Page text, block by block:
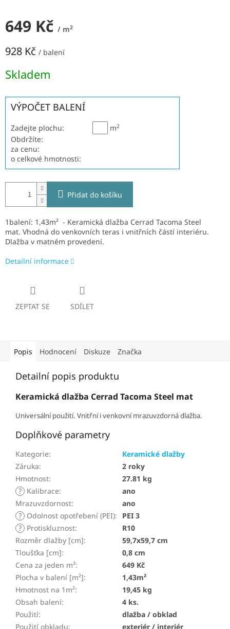
Přihlášení
649 Kč / m2
928 Kč / balení
cena:
Skladem
VÝPOČET BALENÍ
Zadejte plochu: m2
Obdržíte:
za cenu:
o celkové hmotnosti:
Přidat do košíku
1balení: 1,43m² - Keramická dlažba Cerrad Tacoma Steel
mat. Vhodná do venkovních teras i vnitřních částí interiéru.
Dlažba v matném provedení.
Detailní informace
ZEPTAT SE SDÍLET
Popis Hodnocení Diskuze Značka
Detailní popis produktu
Keramická dlažba Cerrad Tacoma Steel mat
Universální použití. Vnitřní i venkovní mrazuvzdorná dlažba.
Doplňkové parametry
Kategorie:
Keramické dlažby
Záruka:
2 roky
Hmotnost:
27.81 kg
? Kalibrace:
ano
Mrazuvzdornost:
ano
? Odolnost opotřebení (PEI):
PEI 3
? Protiskluznost:
R10
Rozměr dlažby [cm]:
59,7x59,7 cm
Tloušťka [cm]:
0,8 cm
Cena za jeden m²:
649 Kč
Plocha v balení [m²]:
1,43m²
Hmotnost na 1m²:
19,45 kg
Obsah balení:
4 ks.
Použití:
dlažba / obklad
Použití obkladu:
exteriér / interiér